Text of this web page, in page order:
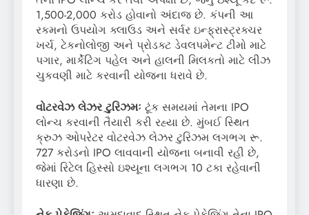
1,500-2,000 કરોડ હોવાનો અંદાજ છે. કંપની આ
રકમનો ઉપયોગ ક્લાઉડ અને સર્વર ઇન્ફ્રાસ્ટ્રક્ચર
ખર્ચ, ટેકનોલોજી અને પ્રોડક્ટ ડેવલપમેન્ટ ટીમો માટે
પગાર, માર્કેટિંગ પહેલ અને હાલની મિલકતો માટે લીઝ
ચુકવણી માટે કરવાની યોજના ધરાવે છે.
વોટરવેઝ લેઝર ટુરિઝમઃ ટૂંક સમયમાં તેમના IPO
લોન્ચ કરવાની તૈયારી કરી રહ્યા છે. મુંબઈ સ્થિત
ક્રુઝ ઓપરેટર વોટરવેઝ લેઝર ટુરિઝમ લગભગ રૂ.
727 કરોડનો IPO લાવવાની યોજના બનાવી રહી છે,
જેમાં રિટેલ હિસ્સો ઇશ્યૂના લગભગ 10 ટકા રહેવાની
ધારણા છે.